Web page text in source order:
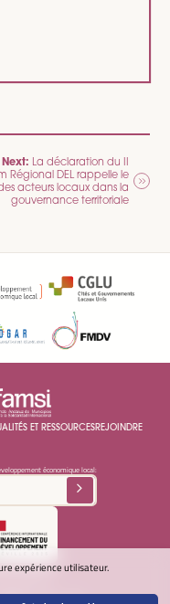
expérience utilisateur.
Next: La déclaration du II
Régional DEL rappelle le
acteurs locaux dans la
gouvernance territoriale
ET RESSOURCESREJOINDRE
économique local: